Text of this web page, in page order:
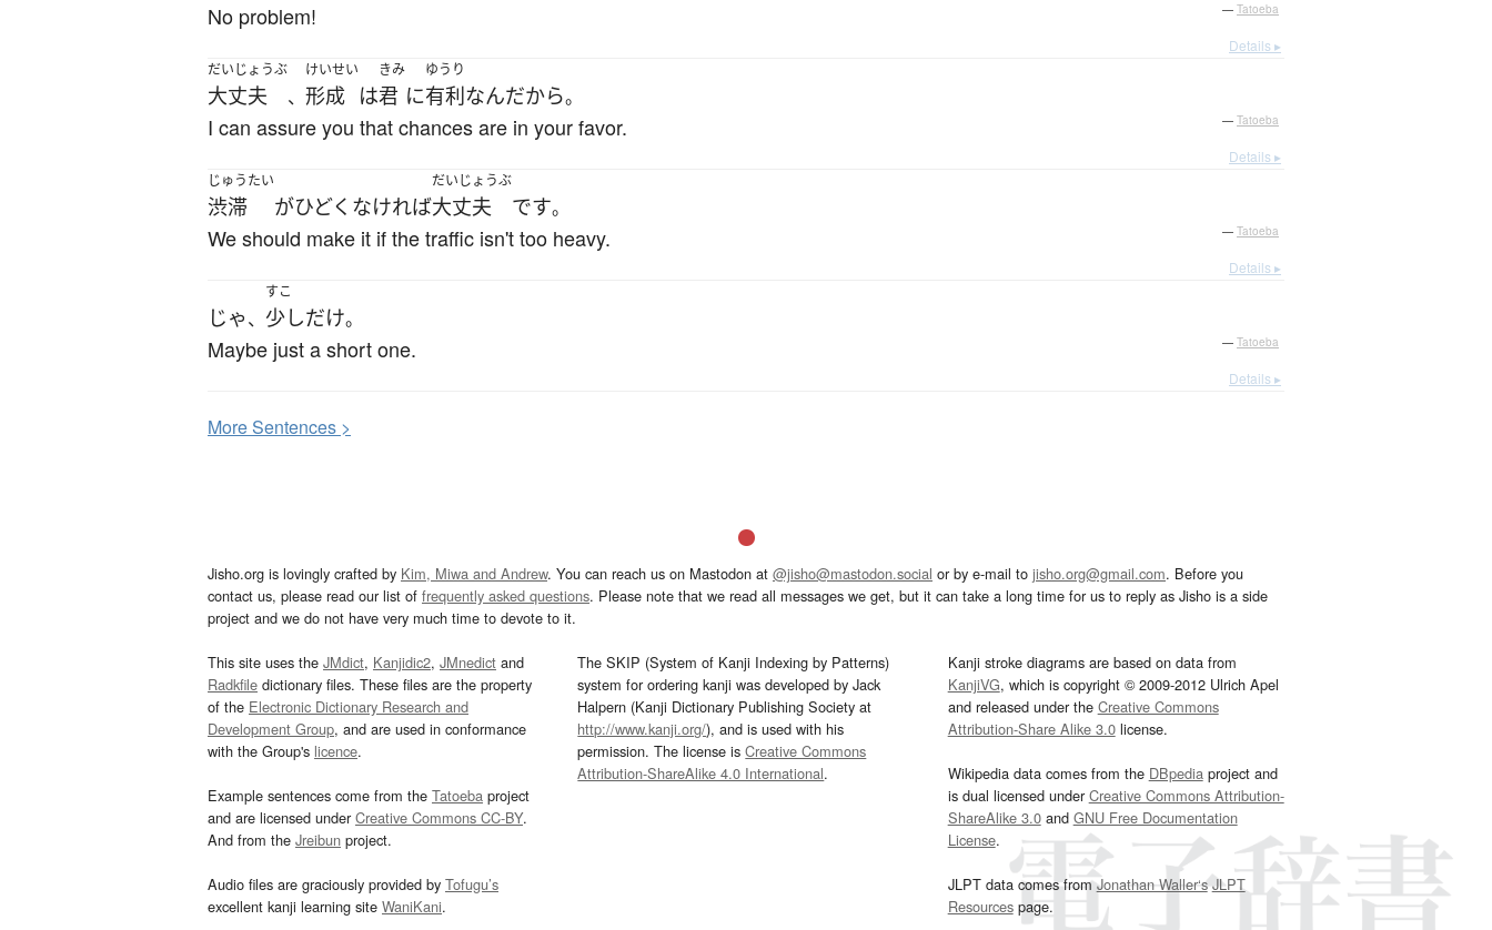
No problem! — Tatoeba
Details ▸
だいじょうぶ
大丈夫 、
けいせい
形成 は
きみ
君 に
ゆうり
有利なんだから。
I can assure you that chances are in your favor. — Tatoeba
Details ▸
じゅうたい
渋滞 がひどく なければ
だいじょうぶ
大丈夫 です。
We should make it if the traffic isn't too heavy. — Tatoeba
Details ▸
じゃ、
すこ
少しだけ。
Maybe just a short one. — Tatoeba
Details ▸
MoreSentences >
Jisho.org is lovingly crafted by Kim, Miwa and Andrew. You can reach us on Mastodon at @jisho@mastodon.social or by e-mail to jisho.org@gmail.com. Before you
contact us, please read our list of frequently asked questions. Please note that we read all messages we get, but it can take a long time for us to reply as Jisho is a side
project and we do not have very much time to devote to it.
This site uses the JMdict, Kanjidic2, JMnedict and
Radkfile dictionary files. These files are the property
of the Electronic Dictionary Research and
Development Group, and are used in conformance
with the Group's licence.
Example sentences come from the Tatoeba project
and are licensed underCreative Commons CC-BY.
And from the Jreibun project.
Audio files are graciously provided by Tofugu’s
excellent kanji learning site WaniKani.
The SKIP (System of Kanji Indexing by Patterns)
system for ordering kanji was developed by Jack
Halpern (Kanji Dictionary Publishing Society at
http://www.kanji.org/), and is used with his
permission. The license isCreative Commons
Attribution-ShareAlike 4.0 International.
Kanji stroke diagrams are based on data from
KanjiVG, which is copyright © 2009-2012 Ulrich Apel
and released under the Creative Commons
Attribution-Share Alike 3.0license.
Wikipedia data comes from the DBpediaproject and
is dual licensed underCreative Commons Attribution-
ShareAlike 3.0and GNU Free Documentation
License.
JLPT data comes fromJonathan Waller‘s JLPT
Resourcespage.